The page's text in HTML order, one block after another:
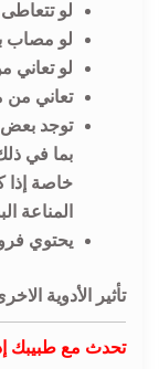
لو
لو مصاب
لو تعاني
تعاني من
توجد بعض
بما في
خاصة إذا
المناعة
يحتوي
تأثير الأدوية
تحدث مع طبيبك